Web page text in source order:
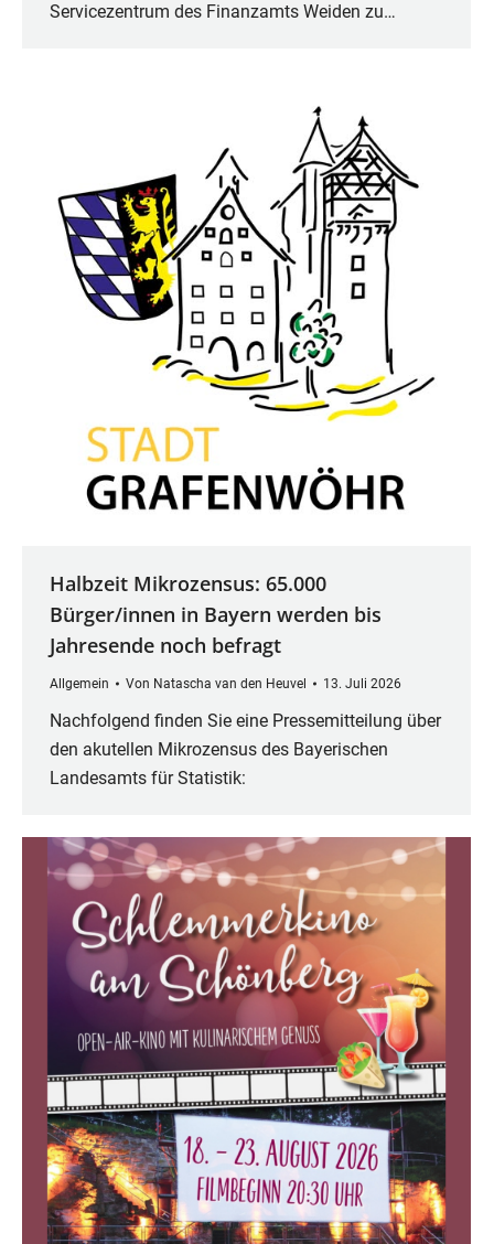
Servicezentrum des Finanzamts Weiden zu…
Halbzeit Mikrozensus: 65.000
Bürger/innen in Bayern werden bis
Jahresende noch befragt
Allgemein Von Natascha van den Heuvel 13. Juli 2026
Nachfolgend finden Sie eine Pressemitteilung über
den akutellen Mikrozensus des Bayerischen
Landesamts für Statistik: